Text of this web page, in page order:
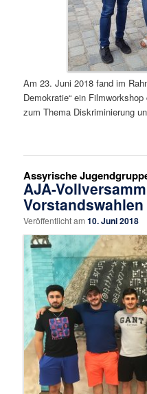
Am 23. Juni 2018 fand im
Demokratie“ ein
zum Thema Diskriminierung
Assyrische
AJA-
Vorstandswahlen
Veröffentlicht am10. Juni 2018